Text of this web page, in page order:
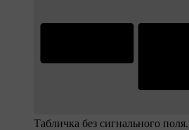
Табличка без сигнального поля.